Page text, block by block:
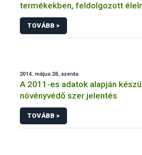
termékekben, feldolgozott
TOVÁBB >
2014. május 28, szerda
A 2011-es adatok alapján
növényvédő szer jelentés
TOVÁBB >